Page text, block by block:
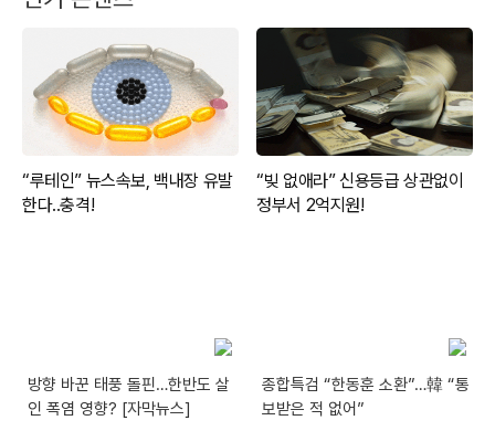
방향 바꾼 태풍 돌핀…한반도 살
인 폭염 영향? [자막뉴스]
종합특검 “한동훈 소환”…韓 “통
보받은 적 없어”